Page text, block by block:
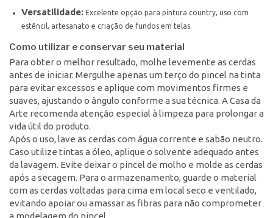
Versatilidade: Excelente opção para pintura country, uso com
estêncil, artesanato e criação de fundos em telas.
Como utilizar e conservar seu material
Para obter o melhor resultado, molhe levemente as cerdas
antes de iniciar. Mergulhe apenas um terço do pincel na tinta
para evitar excessos e aplique com movimentos firmes e
suaves, ajustando o ângulo conforme a sua técnica. A Casa da
Arte recomenda atenção especial à limpeza para prolongar a
vida útil do produto.
Após o uso, lave as cerdas com água corrente e sabão neutro.
Caso utilize tintas a óleo, aplique o solvente adequado antes
da lavagem. Evite deixar o pincel de molho e molde as cerdas
após a secagem. Para o armazenamento, guarde o material
com as cerdas voltadas para cima em local seco e ventilado,
evitando apoiar ou amassar as fibras para não comprometer
a modelagem do pincel.